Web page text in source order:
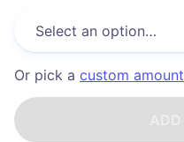
Or pick a custom amount